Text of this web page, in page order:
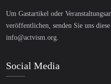
Um Gastartikel oder
veröffentlichen, senden Sie uns
info@actvism.org.
Social Media